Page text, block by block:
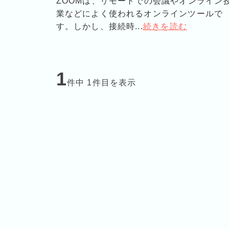
業などによく使われるオンラインツールで
す。しかし、接続時...続きを読む
1件中 1件目を表示